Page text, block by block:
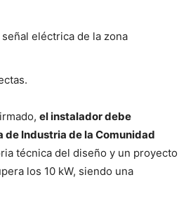
eléctrica de la zona
el instalador debe
Industria de la Comunidad
técnica del diseño y un proyecto
los 10 kW, siendo una